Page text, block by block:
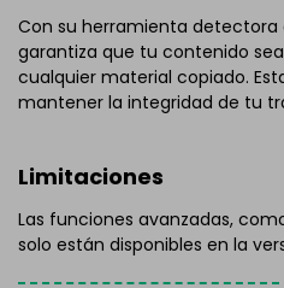
Con su herramienta detectora
garantiza que tu contenido
cualquier material copiado.
mantener la integridad de tu
Limitaciones
Las funciones avanzadas,
solo están disponibles en la